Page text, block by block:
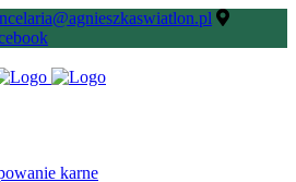
karne